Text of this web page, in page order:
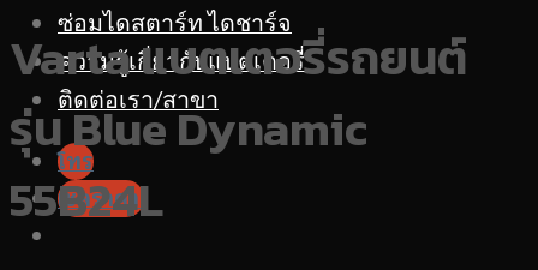
ซ่อมไดสตาร์ท ไดชาร์จ
ความรู้เกี่ยวกับแบตเตอรี่
ติดต่อเรา/สาขา
โทร
เช็คราคา!
Varta แบตเตอรี่รถยนต์
รุ่น Blue Dynamic
55B24L